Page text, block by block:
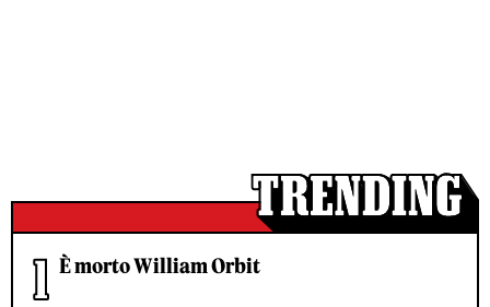
È morto William Orbit